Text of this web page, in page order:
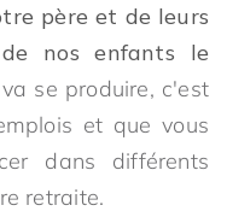
père et de leurs
de nos enfants le
se produire, c'est
et que vous
dans différents
retraite.